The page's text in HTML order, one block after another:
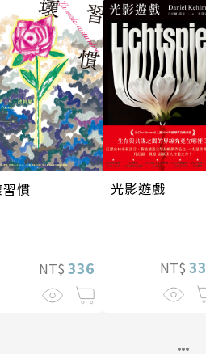
慣
NT$ 336
光影遊戲
NT$